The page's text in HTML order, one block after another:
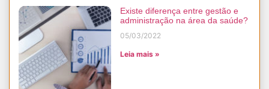
Existe diferença entre gestão e
administração na área da saúde?
05/03/2022
Leia mais »